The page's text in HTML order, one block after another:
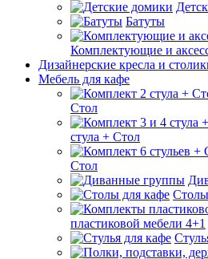
Батуты
Комплектующие и
Дизайнерские кресла и
Мебель для кафе
Стол
стула + Стол
Стол
пластиковой мебели 4+1